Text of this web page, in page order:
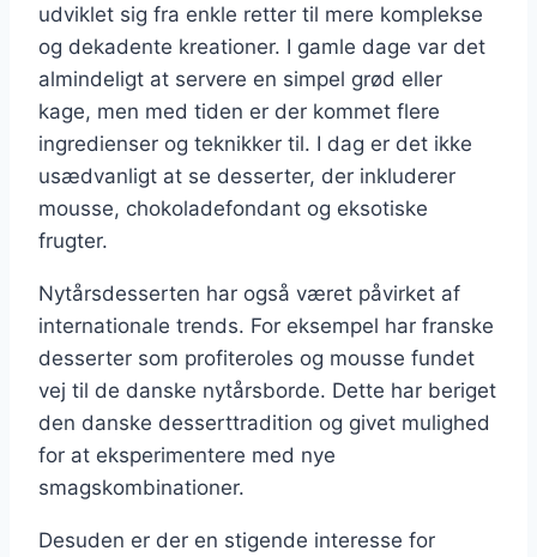
udviklet sig fra enkle retter til mere komplekse
og dekadente kreationer. I gamle dage var det
almindeligt at servere en simpel grød eller
kage, men med tiden er der kommet flere
ingredienser og teknikker til. I dag er det ikke
usædvanligt at se desserter, der inkluderer
mousse, chokoladefondant og eksotiske
frugter.
Nytårsdesserten har også været påvirket af
internationale trends. For eksempel har franske
desserter som profiteroles og mousse fundet
vej til de danske nytårsborde. Dette har beriget
den danske desserttradition og givet mulighed
for at eksperimentere med nye
smagskombinationer.
Desuden er der en stigende interesse for